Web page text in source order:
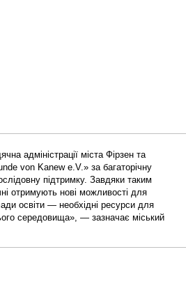
адміністрації міста Фірзен та
von Kanew e.V.» за багаторічну
підтримку. Завдяки таким
отримують нові можливості для
освіти — необхідні ресурси для
середовища», — зазначає міський